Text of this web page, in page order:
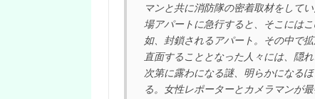
マンと共に消防隊の密着取材をして
場アパートに急行すると、そこには
如、封鎖されるアパート。その中で
直面することとなった人々には、隠
次第に露わになる謎、明らかになる
る。女性レポーターとカメラマンが